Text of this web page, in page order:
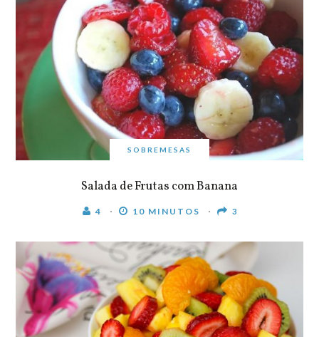
SOBREMESAS
Salada de Frutas com Banana
4 10 MINUTOS 3